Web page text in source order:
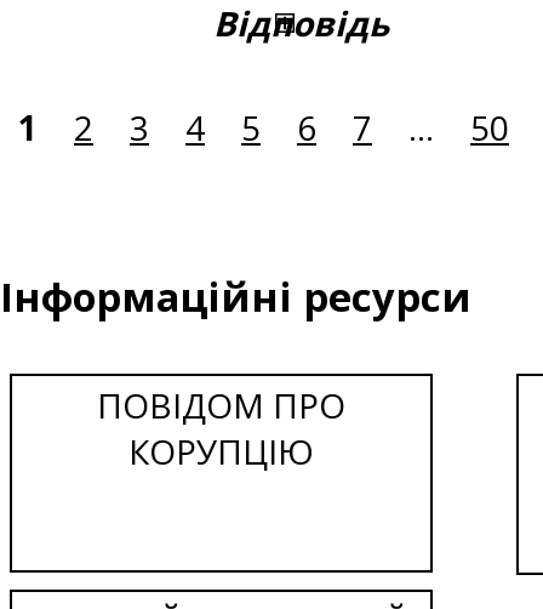
Відповідь
1 2 3 4 5 6 7 ... 50
Інформаційні ресурси
ПОВІДОМ ПРО
КОРУПЦІЮ